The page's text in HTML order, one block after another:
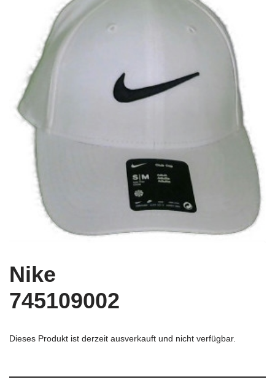
Nike
745109002
Dieses Produkt ist derzeit ausverkauft und nicht verfügbar.